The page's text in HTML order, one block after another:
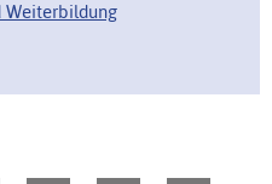
Weiterbildung